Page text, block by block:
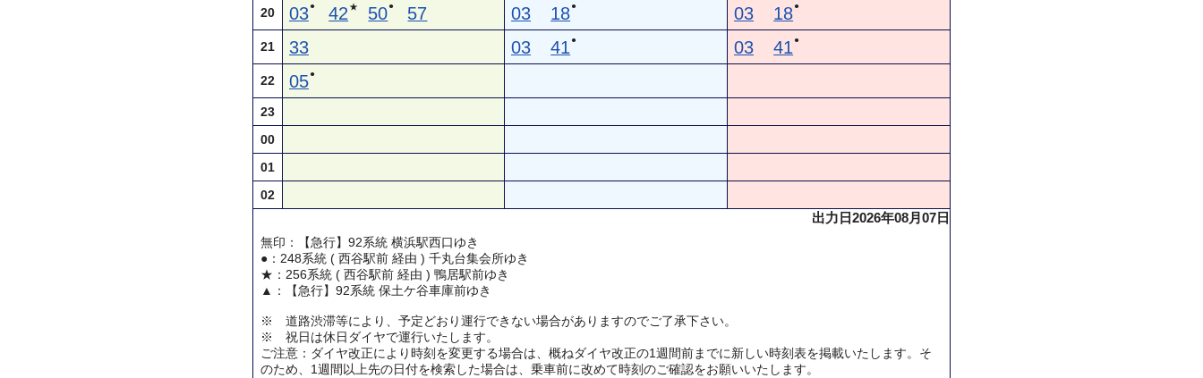
20 03● 42 ★ 50● 57 03 18● 03 18●
21 33 03 41 ● 03 41 ●
22 05●
23
00
01
02
出力日2026年08月07日
無印：【急行】92系統 横浜駅西口ゆき
●：248系統 ( 西谷駅前 経由 ) 千丸台集会所ゆき
★：256系統 ( 西谷駅前 経由 ) 鴨居駅前ゆき
▲：【急行】92系統 保土ケ谷車庫前ゆき
※ 道路渋滞等により、予定どおり運行できない場合がありますのでご了承下さい。
※ 祝日は休日ダイヤで運行いたします。
ご注意：ダイヤ改正により時刻を変更する場合は、概ねダイヤ改正の1週間前までに新しい時刻表を掲載いたします。そ
のため、1週間以上先の日付を検索した場合は、乗車前に改めて時刻のご確認をお願いいたします。